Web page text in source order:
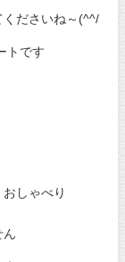
くださいね～(^^/
トです
しゃべり
ん